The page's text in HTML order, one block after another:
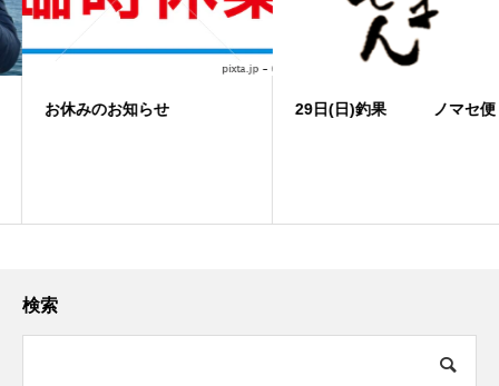
お休みのお知らせ 29日(日)釣果 ノマセ便
検索